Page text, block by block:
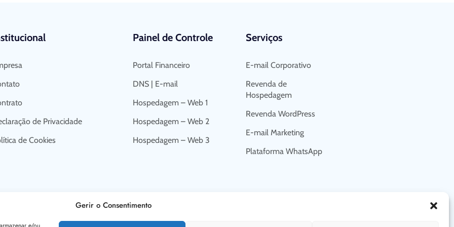
Gerir o Consentimento
de Privacidade
de Cookies
Painel de Controle
Portal Financeiro
DNS | E-mail
Hospedagem – Web 1
Hospedagem – Web 2
Hospedagem – Web 3
Serviços
E-mail Corporativo
Revenda de
Hospedagem
Revenda WordPress
E-mail Marketing
Plataforma WhatsApp